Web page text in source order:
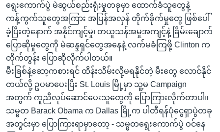
ရွေးကောက်ပွဲ မဲဆွယ်စည်းရုံးမှုတခုမှာ ထောက်ခံသူတွေနဲ့
ကန့်ကွက်သူတွေအကြား အပြန်အလှန် တိုက်ခိုက်မှုတွေ ဖြစ်ပေါ်
ခဲ့ပြီးတဲ့နောက် အနိုင်ကျင့်မှု၊ တယူသန်အမှုအကျင့်နဲ့ ခြိမ်းချောက်
ပြောဆိုမှုတွေကို မဲဆန္ဒရှင်တွေအနေနဲ့ လက်မခံကြဖို့ Clinton က
တိုက်တွန်း ပြောဆိုလိုက်ပါတယ်။
မီးခြစ်နဲ့ဆော့ကစားရင် ထိန်းသိမ်းလို့မရနိုင်တဲ့ မီးတွေ လောင်နိုင်
တယ်လို့ ဥပမာပေးပြီး St. Louis မြို့မှာ သူ့မ Campaign
အတွက် ကူညီလုပ်ဆောင်ပေးသူတွေကို ပြောကြားလိုက်တာပါ။
သမ္မတ Barack Obama က Dallas မြို့က ပါတီရန်ပုံငွေရှာပွဲတခု
အတွင်းမှာ ပြောကြားရာမှာတော့ - သမ္မတရွေးကောက်ပွဲ ဝင်နေ